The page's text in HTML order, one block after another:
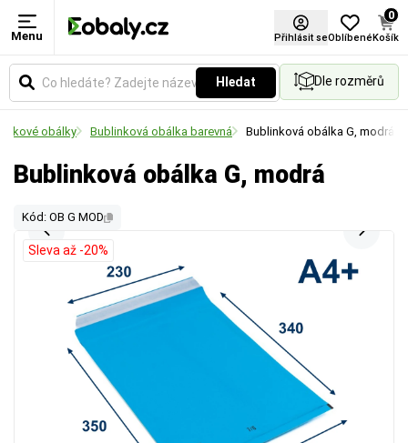
Menu Přihlásit seOblíbené
0
Košík
Hledat Dle rozměrů
obálky Bublinková obálka barevná Bublinková obálka G, modrá
Bublinková obálka G, modrá
Kód: OB G MOD
Sleva až -20%